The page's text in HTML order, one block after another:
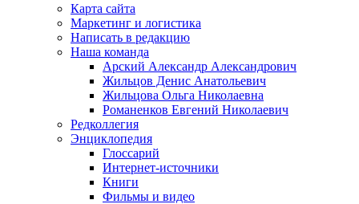
Карта сайта
Маркетинг и логистика
Написать в редакцию
Наша команда
Арский Александр Александрович
Жильцов Денис Анатольевич
Жильцова Ольга Николаевна
Романенков Евгений Николаевич
Редколлегия
Энциклопедия
Глоссарий
Интернет-источники
Книги
Фильмы и видео